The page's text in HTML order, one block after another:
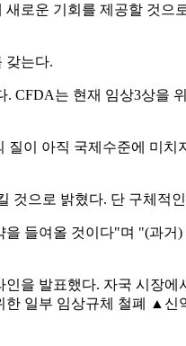
로운 기회를 제공할 것으
갖는다.
는 현재 임상3상을
이 아직 국제수준에 미
것으로 밝혔다. 단 구체적
들여올 것이다"며 "(과거
을 발표했다. 자국 시장
일부 임상규체 철폐 ▲